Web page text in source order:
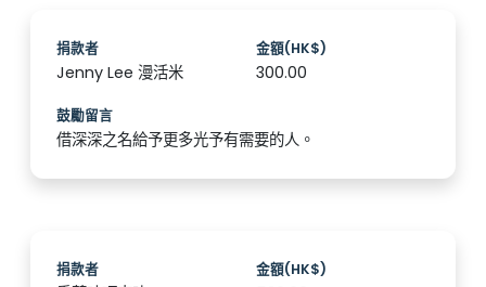
捐款者
Jenny Lee 漫活米
金額(HK$)
300.00
鼓勵留言
借深深之名給予更多光予有需要的人。
捐款者 金額(HK$)